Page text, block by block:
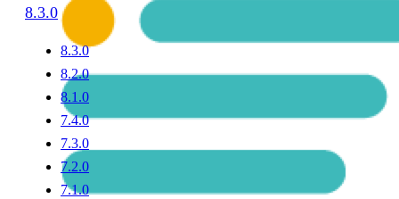
8.3.0
8.3.0
8.2.0
8.1.0
7.4.0
7.3.0
7.2.0
7.1.0